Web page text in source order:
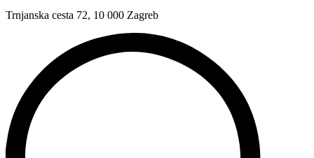
Trnjanska cesta 72, 10 000 Zagreb